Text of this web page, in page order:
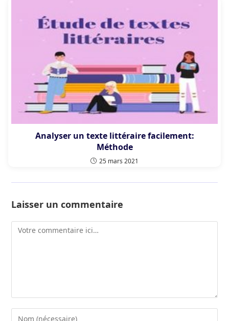
Analyser un texte littéraire facilement:
Méthode
25 mars 2021
Laisser un commentaire
Comment
Enter